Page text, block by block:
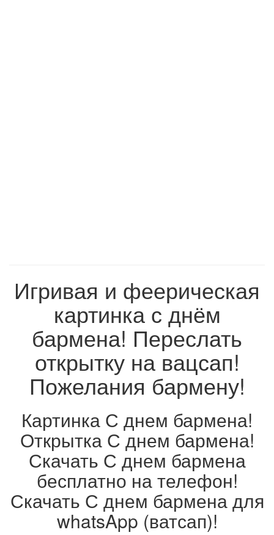
Игривая и феерическая
картинка с днём
бармена! Переслать
открытку на вацсап!
Пожелания бармену!
Картинка С днем бармена!
Открытка С днем бармена!
Скачать С днем бармена
бесплатно на телефон!
Скачать С днем бармена для
whatsApp (ватсап)!